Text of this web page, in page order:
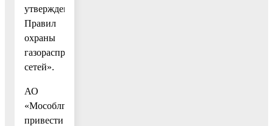
утверждении
Правил
охраны
газораспределительных
сетей».
АО
«Мособлгаз»
привести